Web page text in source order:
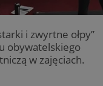
i zwyrtne ołpy”
obywatelskiego
w zajęciach.